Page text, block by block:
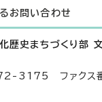
お問い合わせ
歴史まちづくり部
3175 ファクス